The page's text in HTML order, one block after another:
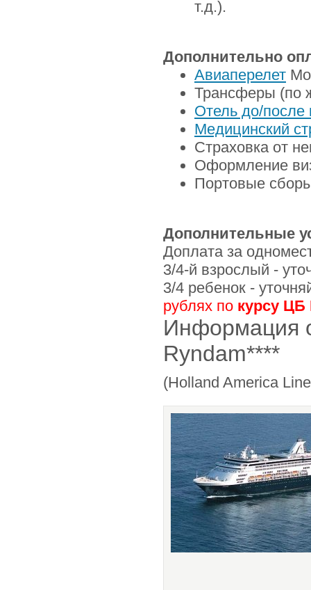
т.д.).
Дополнительно
Авиаперелет
Трансферы (по
Отель до/после
Медицинский
Страховка от
Оформление
Портовые
Дополнительные
Доплата за
3/4-й взрослый -
3/4 ребенок -
рублях по курсу
Информация
Ryndam****
(Holland America